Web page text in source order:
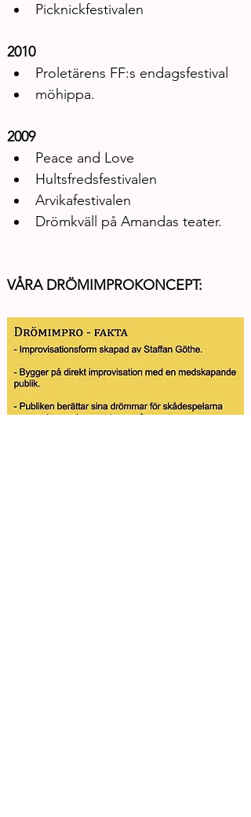
Picknickfestivalen
2010
Proletärens FF:s endagsfestival
möhippa.
2009
Peace and Love
Hultsfredsfestivalen
Arvikafestivalen
Drömkväll på Amandas teater.
VÅRA DRÖMIMPROKONCEPT: